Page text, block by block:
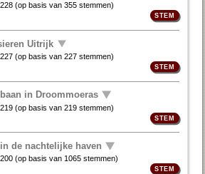
228 (op basis van355 stemmen)
Uitrijk
227 (op basis van227 stemmen)
in Droommoeras
219 (op basis van219 stemmen)
de nachtelijke haven
200 (op basis van1065 stemmen)